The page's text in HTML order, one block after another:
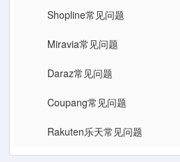
Shopline常见问题
Miravia常见问题
Daraz常见问题
Coupang常见问题
Rakuten乐天常见问题